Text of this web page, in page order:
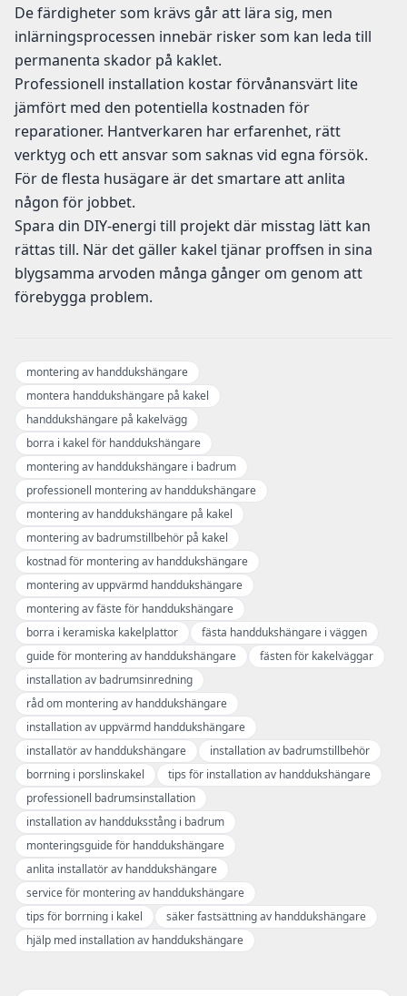
De färdigheter som krävs går att lära sig, men
inlärningsprocessen innebär risker som kan leda till
permanenta skador på kaklet.
Professionell installation kostar förvånansvärt lite
jämfört med den potentiella kostnaden för
reparationer. Hantverkaren har erfarenhet, rätt
verktyg och ett ansvar som saknas vid egna försök.
För de flesta husägare är det smartare att anlita
någon för jobbet.
Spara din DIY-energi till projekt där misstag lätt kan
rättas till. När det gäller kakel tjänar proffsen in sina
blygsamma arvoden många gånger om genom att
förebygga problem.
montering av handdukshängare
montera handdukshängare på kakel
handdukshängare på kakelvägg
borra i kakel för handdukshängare
montering av handdukshängare i badrum
professionell montering av handdukshängare
montering av handdukshängare på kakel
montering av badrumstillbehör på kakel
kostnad för montering av handdukshängare
montering av uppvärmd handdukshängare
montering av fäste för handdukshängare
borra i keramiska kakelplattor
fästa handdukshängare i väggen
guide för montering av handdukshängare
fästen för kakelväggar
installation av badrumsinredning
råd om montering av handdukshängare
installation av uppvärmd handdukshängare
installatör av handdukshängare
installation av badrumstillbehör
borrning i porslinskakel
tips för installation av handdukshängare
professionell badrumsinstallation
installation av handduksstång i badrum
monteringsguide för handdukshängare
anlita installatör av handdukshängare
service för montering av handdukshängare
tips för borrning i kakel
säker fastsättning av handdukshängare
hjälp med installation av handdukshängare